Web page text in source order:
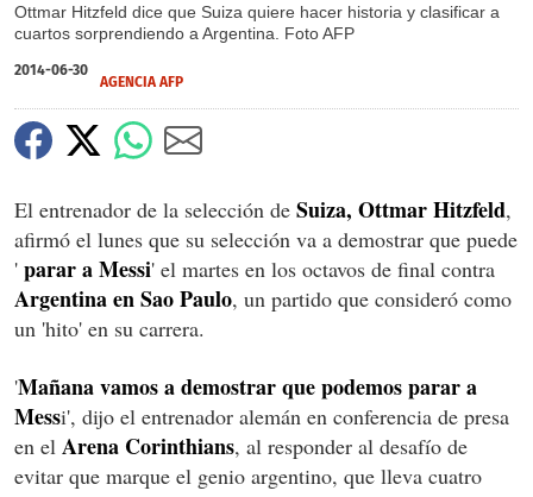
Ottmar Hitzfeld dice que Suiza quiere hacer historia y clasificar a
cuartos sorprendiendo a Argentina. Foto AFP
2014-06-30
AGENCIA AFP
El entrenador de la selección de Suiza, Ottmar Hitzfeld,
afirmó el lunes que su selección va a demostrar que puede
' parar a Messi' el martes en los octavos de final contra
Argentina en Sao Paulo, un partido que consideró como
un 'hito' en su carrera.
'Mañana vamos a demostrar que podemos parar a
Messi', dijo el entrenador alemán en conferencia de presa
en el Arena Corinthians, al responder al desafío de
evitar que marque el genio argentino, que lleva cuatro